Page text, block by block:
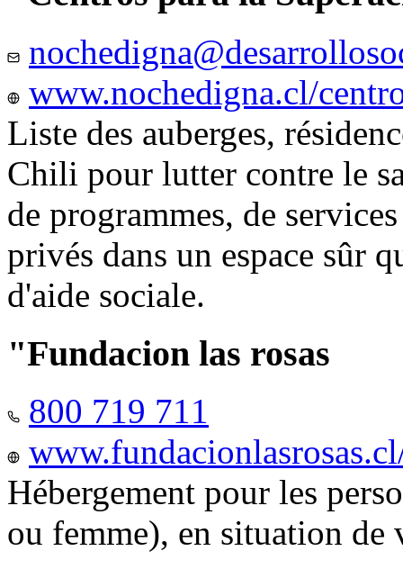
www.nochedigna.cl/
Liste des auberges,
Chili pour lutter contre le
de programmes, de
privés dans un espace sûr
d'aide sociale.
"Fundacion las rosas
800 719 711
Hébergement pour les
ou femme), en situation